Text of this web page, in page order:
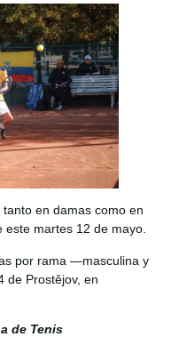
en damas como en
este martes 12 de mayo.
por rama —masculina y
de Prostějov, en
de Tenis